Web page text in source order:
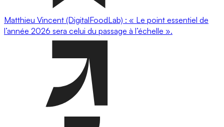
Matthieu Vincent (DigitalFoodLab) : « Le point essentiel de
l’année 2026 sera celui du passage à l’échelle ».